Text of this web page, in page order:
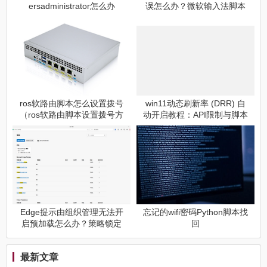
ersadministrator怎么办
误怎么办？微软输入法脚本
ros软路由脚本怎么设置拨号
（ros软路由脚本设置拨号方
法）
win11动态刷新率 (DRR) 自
动开启教程：API限制与脚本
替代方案
Edge提示由组织管理无法开
启预加载怎么办？策略锁定
忘记的wifi密码Python脚本找
回
最新文章